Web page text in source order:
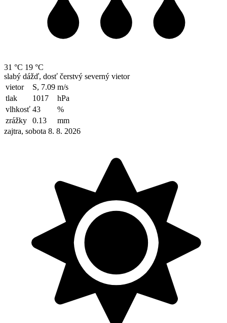
31 °C 19 °C
slabý dážď, dosť čerstvý severný vietor
vietor
S, 7.09 m/s
tlak
1017
hPa
vlhkosť 43
%
zrážky
0.13
mm
zajtra, sobota 8. 8. 2026